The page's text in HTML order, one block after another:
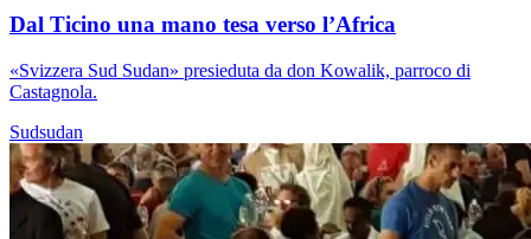
Dal Ticino una mano tesa verso l’Africa
«Svizzera Sud Sudan» presieduta da don Kowalik, parroco di
Castagnola.
Sudsudan